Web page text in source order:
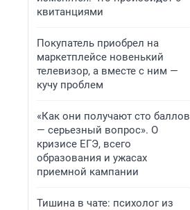
квитанциями
Покупатель приобрел на
маркетплейсе новенький
телевизор, а вместе с ним —
кучу проблем
«Как они получают сто баллов
— серьезный вопрос». О
кризисе ЕГЭ, всего
образования и ужасах
приемной кампании
Тишина в чате: психолог из